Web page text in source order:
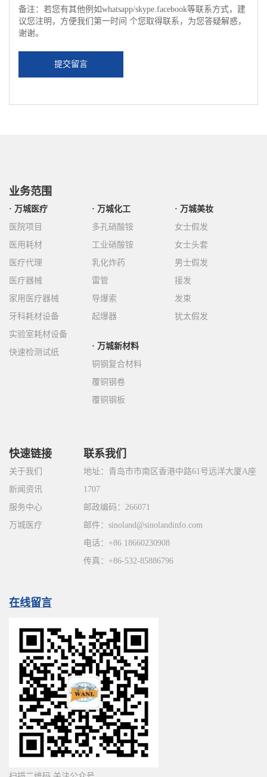
备注：若您有其他例如whatsapp/skype.facebook等联系方式，建
议您注明，方便我们第一时间 个您取得联系，为您答疑解惑，
谢谢。
提交留言
业务范围
万城医疗
医院项目
医用耗材
医疗代理
医疗器械
家用医疗器械
牙科耗材设备
实验室耗材设备
快速检测试纸
万城化工
多孔硝酸铵
工业硝酸铵
乳化炸药
雷管
导爆索
起爆器
万城美妆
女士假发
女士头套
男士假发
接发
发束
犹太假发
万城新材料
铜钢复合材料
覆铜钢卷
覆铜钢板
快速链接
关于我们
新闻资讯
服务中心
万城医疗
联系我们
地址：青岛市市南区香港中路61号远洋大厦A座
1707
邮政编码：266071
邮件：sinoland@sinolandinfo.com
电话： +86 18660230908
传真：+86-532-85886796
在线留言